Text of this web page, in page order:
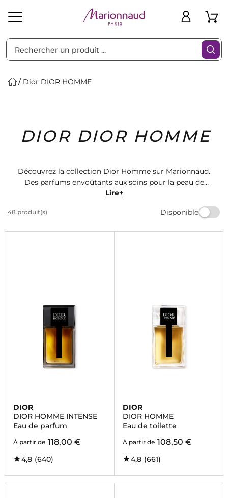
Solaire Homme Marques Idées
Cadeaux
Bons
Plans
Dior DIOR HOMME
DIOR DIOR HOMME
Découvrez la collection Dior Homme sur Marionnaud.
Des parfums envoûtants aux soins pour la peau de
qualité, trouvez le produit parfait pour vous. Offrez-
sélection exclusive. Commandez dès maintenant et
Lire+
48 produit(s) Disponible
Filtres
DIOR
DIOR HOMME INTENSE
Eau de parfum
À partir de 118,00 €
4,8 (640)
DIOR
DIOR HOMME
Eau de toilette
À partir de 108,50 €
4,8 (661)